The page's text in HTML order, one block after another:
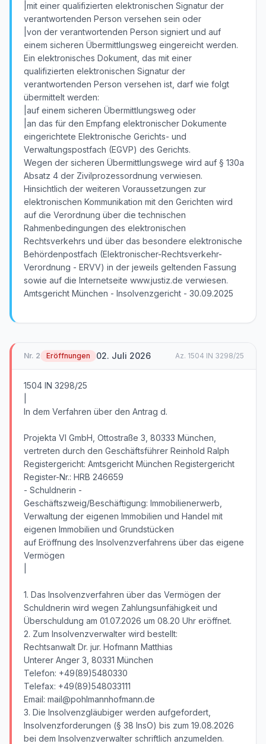
|mit einer qualifizierten elektronischen Signatur der
verantwortenden Person versehen sein oder
|von der verantwortenden Person signiert und auf
einem sicheren Übermittlungsweg eingereicht werden.
Ein elektronisches Dokument, das mit einer
qualifizierten elektronischen Signatur der
verantwortenden Person versehen ist, darf wie folgt
übermittelt werden:
|auf einem sicheren Übermittlungsweg oder
|an das für den Empfang elektronischer Dokumente
eingerichtete Elektronische Gerichts- und
Verwaltungspostfach (EGVP) des Gerichts.
Wegen der sicheren Übermittlungswege wird auf § 130a
Absatz 4 der Zivilprozessordnung verwiesen.
Hinsichtlich der weiteren Voraussetzungen zur
elektronischen Kommunikation mit den Gerichten wird
auf die Verordnung über die technischen
Rahmenbedingungen des elektronischen
Rechtsverkehrs und über das besondere elektronische
Behördenpostfach (Elektronischer-Rechtsverkehr-
Verordnung - ERVV) in der jeweils geltenden Fassung
sowie auf die Internetseite www.justiz.de verwiesen.
Amtsgericht München - Insolvenzgericht - 30.09.2025
Nr. 2 Eröffnungen 02. Juli 2026 Az. 1504 IN 3298/25
1504 IN 3298/25
In dem Verfahren über den Antrag d.
Projekta VI GmbH, Ottostraße 3, 80333 München,
vertreten durch den Geschäftsführer Reinhold Ralph
Registergericht: Amtsgericht München Registergericht
Register-Nr.: HRB 246659
- Schuldnerin -
Geschäftszweig/Beschäftigung: Immobilienerwerb,
Verwaltung der eigenen Immobilien und Handel mit
eigenen Immobilien und Grundstücken
auf Eröffnung des Insolvenzverfahrens über das eigene
Vermögen
1. Das Insolvenzverfahren über das Vermögen der
Schuldnerin wird wegen Zahlungsunfähigkeit und
Überschuldung am 01.07.2026 um 08.20 Uhr eröffnet.
2. Zum Insolvenzverwalter wird bestellt:
Rechtsanwalt Dr. jur. Hofmann Matthias
Unterer Anger 3, 80331 München
Telefon: +49(89)5480330
Telefax: +49(89)548033111
Email: mail@pohlmannhofmann.de
3. Die Insolvenzgläubiger werden aufgefordert,
Insolvenzforderungen (§ 38 InsO) bis zum 19.08.2026
bei dem Insolvenzverwalter schriftlich anzumelden.